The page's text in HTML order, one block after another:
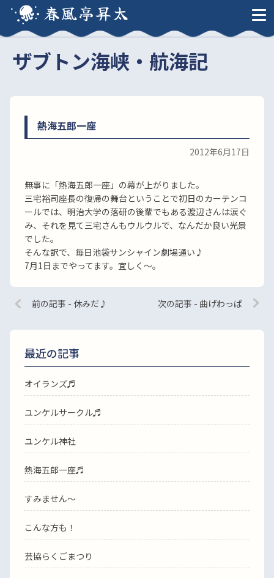
春風亭昇太
ザブトン海峡・航海記
熱海五郎一座
2012年6月17日
無事に「熱海五郎一座」の幕が上がりました。
三宅裕司座長の復帰の舞台ということで初日のカーテンコ
ールでは、明治大学の落研の後輩でもある渡辺さんは涙ぐ
み、それを見て三宅さんもウルウルで、なんだか良い光景
でした。
そんな訳で、毎日池袋サンシャイン劇場通い♪
7月1日までやってます。宜しく〜。
前の記事 - 休みだ♪ 次の記事 - 曲げわっぱ
最近の記事
オイランズ♬
ユンケルサークル♬
ユンケル神社
熱海五郎一座♬
すみません〜
こんな方も！
芸協らくごまつり